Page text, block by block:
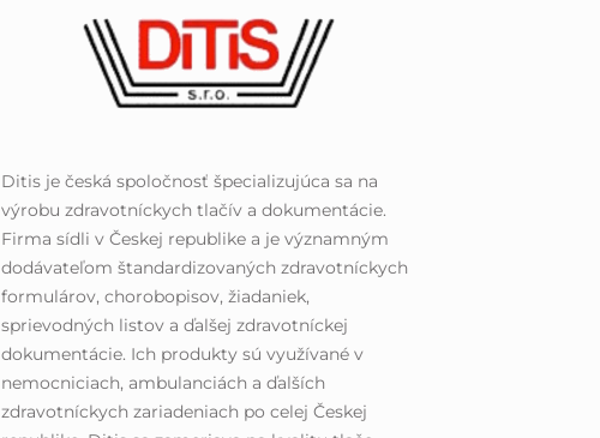
Ditis je česká spoločnosť špecializujúca sa na
výrobu zdravotníckych tlačív a dokumentácie.
Firma sídli v Českej republike a je významným
dodávateľom štandardizovaných zdravotníckych
formulárov, chorobopisov, žiadaniek,
sprievodných listov a ďalšej zdravotníckej
dokumentácie. Ich produkty sú využívané v
nemocniciach, ambulanciách a ďalších
zdravotníckych zariadeniach po celej Českej